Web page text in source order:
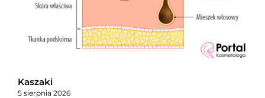
Kaszaki
5 sierpnia 2026